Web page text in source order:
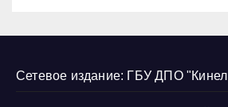
Сетевое издание: ГБУ ДПО